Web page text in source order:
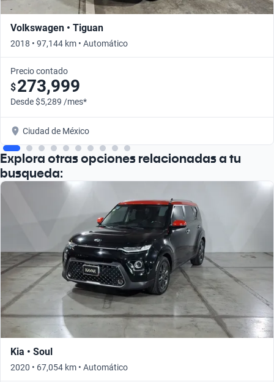
Volkswagen • Tiguan
2018 • 97,144 km • Automático
Precio contado
$273,999
Desde $5,289 /mes*
Ciudad de México
Explora otras opciones relacionadas a tu
busqueda:
Kia • Soul
2020 • 67,054 km • Automático